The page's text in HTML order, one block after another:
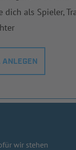
dich als Spieler,
wir stehen